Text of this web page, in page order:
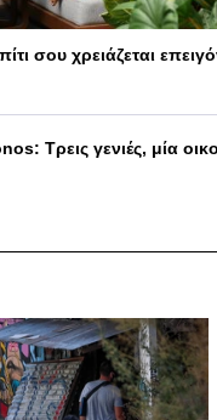
σου χρειάζεται
Τρεις γενιές, μία